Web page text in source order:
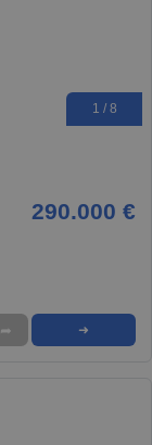
1 / 8
290.000 €
➦ ➜